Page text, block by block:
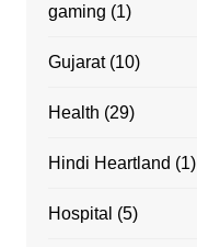
gaming (1)
Gujarat(10)
Health (29)
Hindi Heartland (1)
Hospital (5)